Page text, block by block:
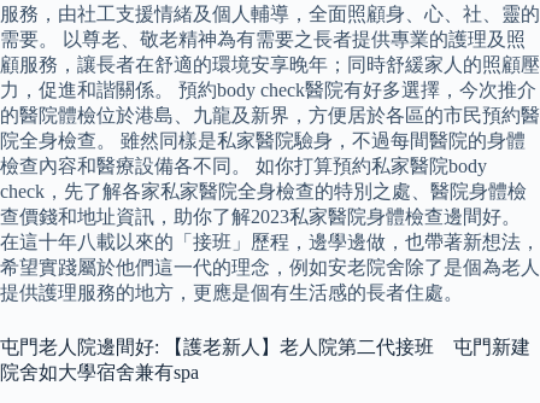
服務，由社工支援情緒及個人輔導，全面照顧身、心、社、靈的
需要。 以尊老、敬老精神為有需要之長者提供專業的護理及照
顧服務，讓長者在舒適的環境安享晚年；同時舒緩家人的照顧壓
力，促進和諧關係。 預約body check醫院有好多選擇，今次推介
的醫院體檢位於港島、九龍及新界，方便居於各區的市民預約醫
院全身檢查。 雖然同樣是私家醫院驗身，不過每間醫院的身體
檢查內容和醫療設備各不同。 如你打算預約私家醫院body
check，先了解各家私家醫院全身檢查的特別之處、醫院身體檢
查價錢和地址資訊，助你了解2023私家醫院身體檢查邊間好。
在這十年八載以來的「接班」歷程，邊學邊做，也帶著新想法，
希望實踐屬於他們這一代的理念，例如安老院舍除了是個為老人
提供護理服務的地方，更應是個有生活感的長者住處。
屯門老人院邊間好: 【護老新人】老人院第二代接班 屯門新建
院舍如大學宿舍兼有spa